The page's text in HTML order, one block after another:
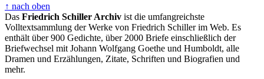
↑ nach oben
Das Friedrich Schiller Archiv ist die umfangreichste
Volltextsammlung der Werke von Friedrich Schiller im Web. Es
enthält über 900 Gedichte, über 2000 Briefe einschließlich der
Briefwechsel mit Johann Wolfgang Goethe und Humboldt, alle
Dramen und Erzählungen, Zitate, Schriften und Biografien und
mehr.